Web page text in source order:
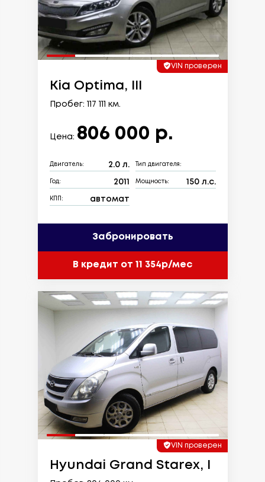
VIN проверен
Kia Optima, III
Пробег: 117 111 км.
Цена: 806 000 р.
Двигатель: 2.0 л. Тип двигателя:
Год: 2011 Мощность: 150 л.с.
КПП: автомат
Забронировать
В кредит от 11 354р/мес
VIN проверен
Hyundai Grand Starex, I